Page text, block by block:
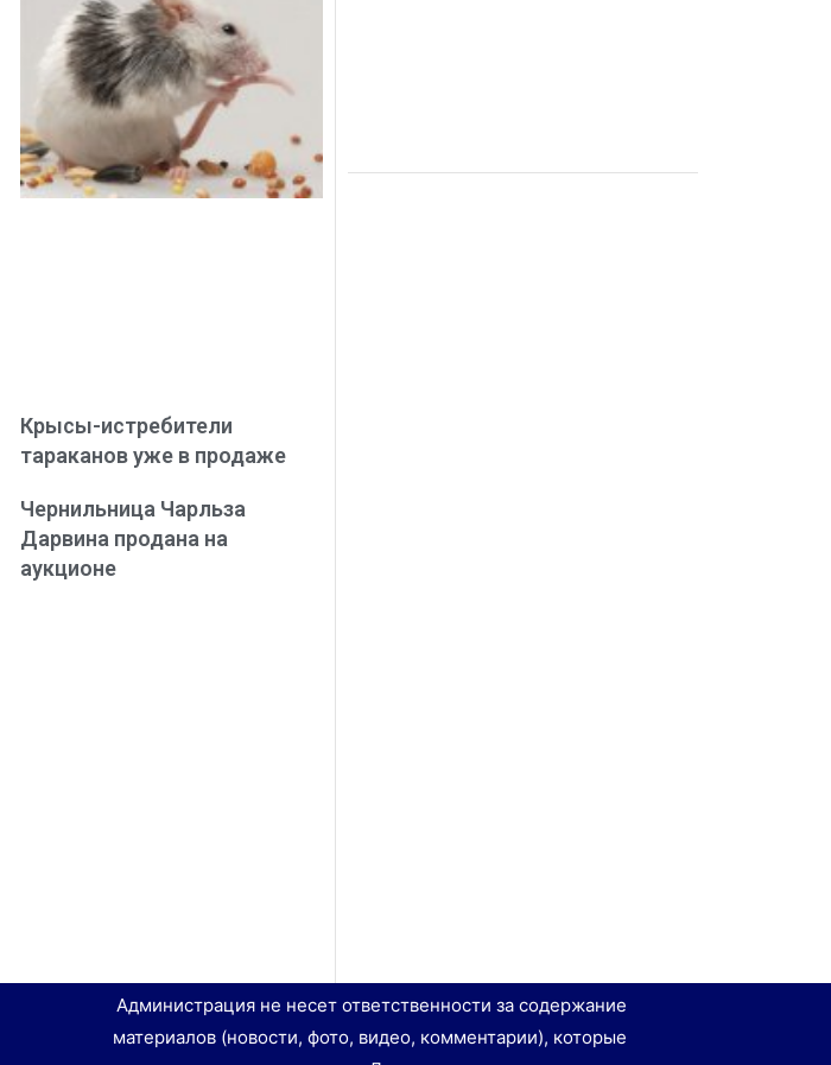
Крысы-истребители
тараканов уже в продаже
Чернильница Чарльза
Дарвина продана на
аукционе
Администрация не несет ответственности за содержание
материалов (новости, фото, видео, комментарии), которые